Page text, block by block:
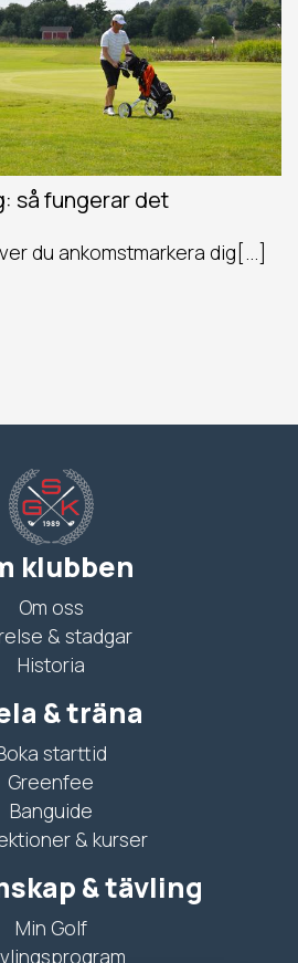
så fungerar det
du ankomstmarkera dig[...]
klubben
Om oss
& stadgar
Historia
& träna
starttid
Greenfee
Banguide
& kurser
& tävling
Min Golf